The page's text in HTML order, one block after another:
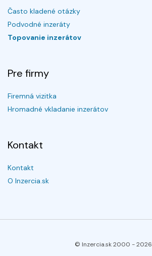
Často kladené otázky
Podvodné inzeráty
Topovanie inzerátov
Pre firmy
Firemná vizitka
Hromadné vkladanie inzerátov
Kontakt
Kontakt
O Inzercia.sk
© Inzercia.sk 2000 -2026